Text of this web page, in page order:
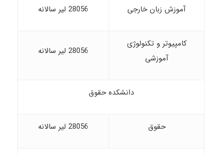
آموزش زبان خارجی 28056 لیر سالانه
کامپیوتر و تکنولوژی
آموزشی
28056 لیر سالانه
دانشکده حقوق
حقوق 28056 لیر سالانه